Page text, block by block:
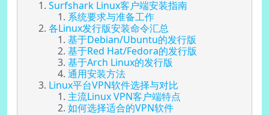
Surfshark Linux客户端安装指南
系统要求与准备工作
各Linux发行版安装命令汇总
基于Debian/Ubuntu的发行版
基于Red Hat/Fedora的发行版
基于Arch Linux的发行版
通用安装方法
Linux平台VPN软件选择与对比
主流Linux VPN客户端特点
如何选择适合的VPN软件